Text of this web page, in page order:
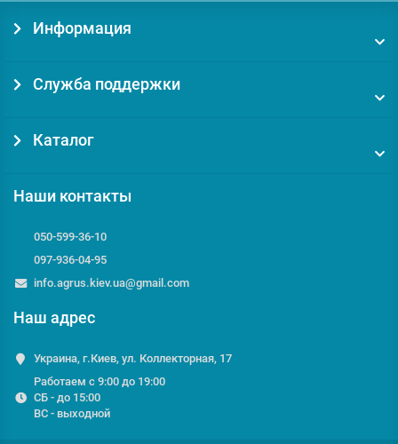
Информация
Служба поддержки
Каталог
Наши контакты
050-599-36-10
097-936-04-95
info.agrus.kiev.ua@gmail.com
Наш адрес
Украина, г.Киев, ул. Коллекторная, 17
Работаем с 9:00 до 19:00
СБ - до 15:00
ВС - выходной